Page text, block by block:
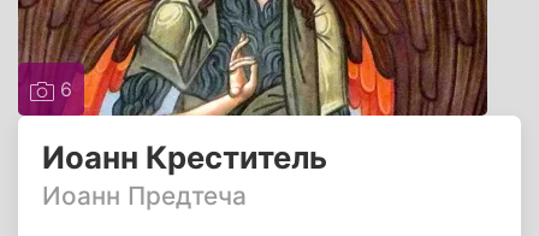
6
Иоанн Креститель
Иоанн Предтеча